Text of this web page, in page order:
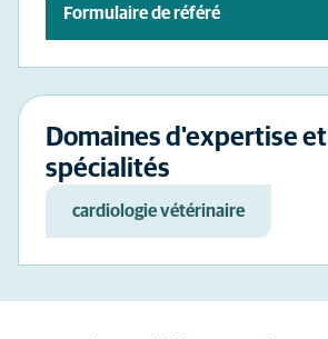
Formulaire de référé
Domaines d'expertise et
spécialités
cardiologie vétérinaire